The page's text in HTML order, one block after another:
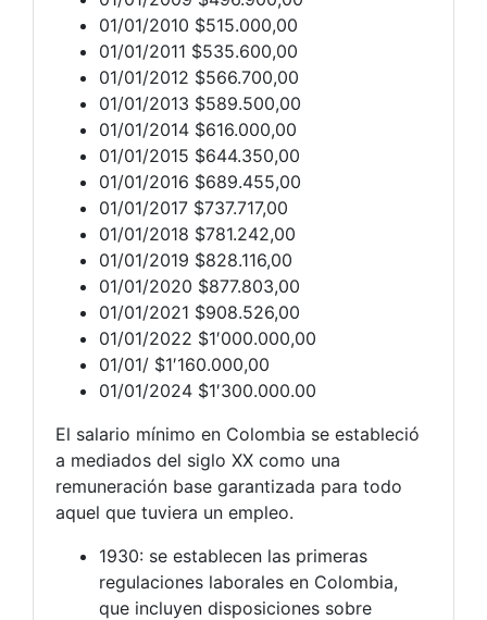
01/01/2010 $515.000,00
01/01/2011 $535.600,00
01/01/2012 $566.700,00
01/01/2013 $589.500,00
01/01/2014 $616.000,00
01/01/2015 $644.350,00
01/01/2016 $689.455,00
01/01/2017 $737.717,00
01/01/2018 $781.242,00
01/01/2019 $828.116,00
01/01/2020 $877.803,00
01/01/2021 $908.526,00
01/01/2022 $1′000.000,00
01/01/ $1′160.000,00
01/01/2024 $1′300.000.00
El salario mínimo en Colombia se estableció
a mediados del siglo XX como una
remuneración base garantizada para todo
aquel que tuviera un empleo.
1930: se establecen las primeras
regulaciones laborales en Colombia,
que incluyen disposiciones sobre